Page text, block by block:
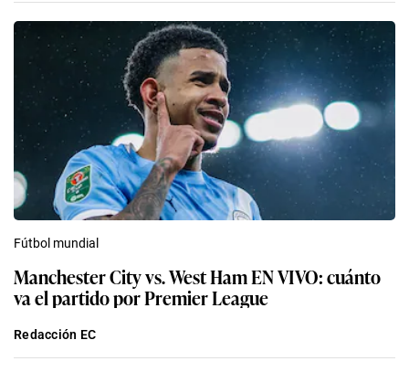
Fútbol mundial
Manchester City vs. West Ham EN VIVO: cuánto
va el partido por Premier League
Redacción EC